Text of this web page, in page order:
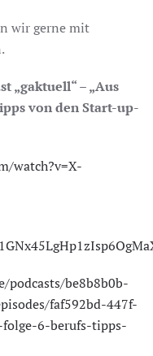
wir gerne mit
„gaktuell“ – „Aus
von den Start-up-
watch?v=X-
podcasts/be8b8b0b-
faf592bd-447f-
6-berufs-tipps-